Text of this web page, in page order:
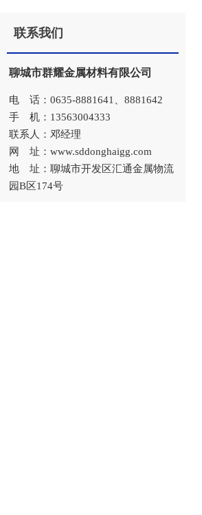
联系我们
聊城市群耀金属材料有限公司
电 话：0635-8881641、8881642
手 机：13563004333
联系人：邓经理
网 址：www.sddonghaigg.com
地 址：聊城市开发区汇通金属物流
园B区174号